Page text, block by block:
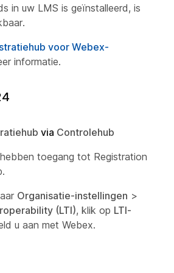
in uw LMS is geïnstalleerd, is
voor Webex-
informatie.
via Controlehub
toegang tot Registration
Organisatie-instellingen >
(LTI), klik op LTI-
u aan met Webex.